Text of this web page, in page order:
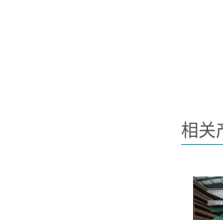
相关